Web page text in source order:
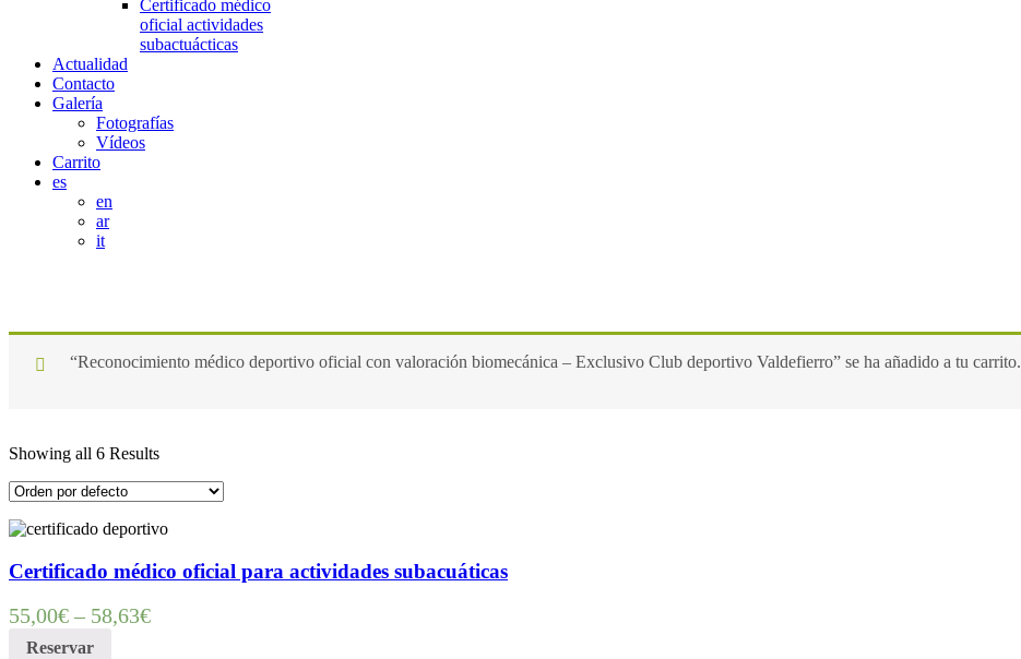
Certificado médico
oficial actividades
subactuácticas
Actualidad
Contacto
Galería
Fotografías
Vídeos
Carrito
es
en
ar
it
“Reconocimiento médico deportivo oficial con valoración biomecánica – Exclusivo Club deportivo Valdefierro” se ha añadido a tu carrito.
Showing all 6 Results
Certificado médico oficial para actividades subacuáticas
55,00€ – 58,63€
Reservar